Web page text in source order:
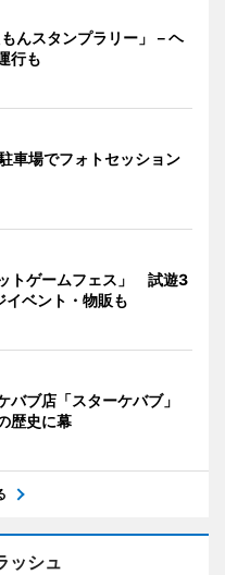
んスタンプラリー」－ヘ
行も
車場でフォトセッション
トゲームフェス」 試遊3
ベント・物販も
バブ店「スターケバブ」
歴史に幕
ッシュ